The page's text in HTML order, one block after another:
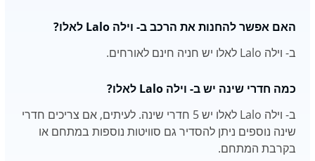
האם אפשר להחנות את הרכב ב- וילה Lalo לאלו?
ב- וילה Lalo לאלו יש חניה חינם לאורחים.
כמה חדרי שינה יש ב- וילה Lalo לאלו?
ב- וילה Lalo לאלו יש 5 חדרי שינה. לעיתים, אם צריכים חדרי
שינה נוספים ניתן להסדיר גם סוויטות נוספות במתחם או
בקרבת המתחם.